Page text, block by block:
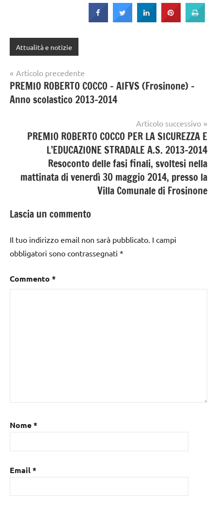
Attualità e notizie
Navigazione
articoli
Articolo precedente
PREMIO ROBERTO COCCO – AIFVS (Frosinone) –
Anno scolastico 2013-2014
Articolo successivo
PREMIO ROBERTO COCCO PER LA SICUREZZA E
L’EDUCAZIONE STRADALE A.S. 2013-2014
Resoconto delle fasi finali, svoltesi nella
mattinata di venerdì 30 maggio 2014, presso la
Villa Comunale di Frosinone
Lascia un commento
Il tuo indirizzo email non sarà pubblicato. I campi
obbligatori sono contrassegnati *
Commento *
Nome*
Email*